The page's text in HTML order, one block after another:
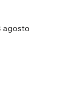
agosto